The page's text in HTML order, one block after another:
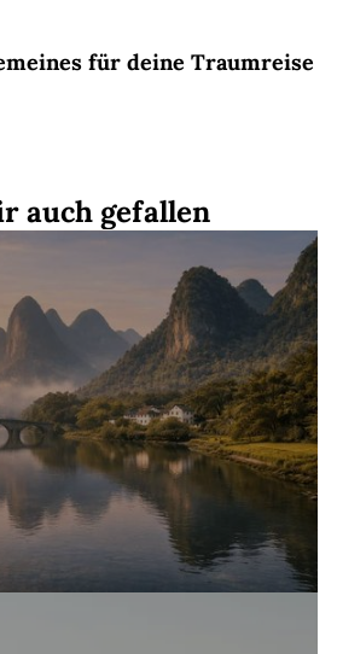
für deine Traumreise
auch gefallen